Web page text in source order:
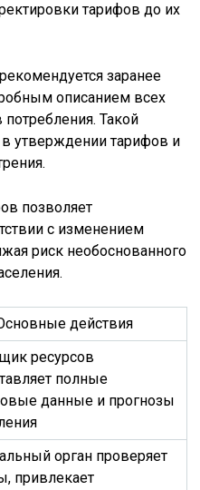
тарифов до их
заранее
описанием всех
потребления. Такой
в утверждении тарифов и
позволяет
с изменением
риск необоснованного
действия
ресурсов
полные
данные и прогнозы
орган проверяет
привлекает